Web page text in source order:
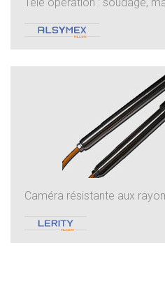
Caméra résistante aux